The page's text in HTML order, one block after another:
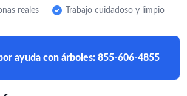
reales Trabajo cuidadoso y limpio
ayuda con árboles: 855-606-4855